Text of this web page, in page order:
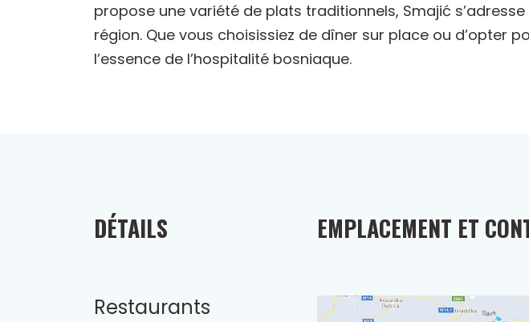
propose une variété de plats traditionnels, Smajić
région. Que vous choisissiez de dîner sur place ou d’opter
l’essence de l’hospitalité bosniaque.
DÉTAILS
Restaurants
EMPLACEMENT ET